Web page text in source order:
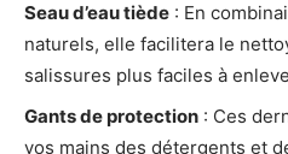
Seau d’eau tiède : En
naturels, elle facilitera le
salissures plus faciles à
Gants de protection : Ces
vos mains des détergents et